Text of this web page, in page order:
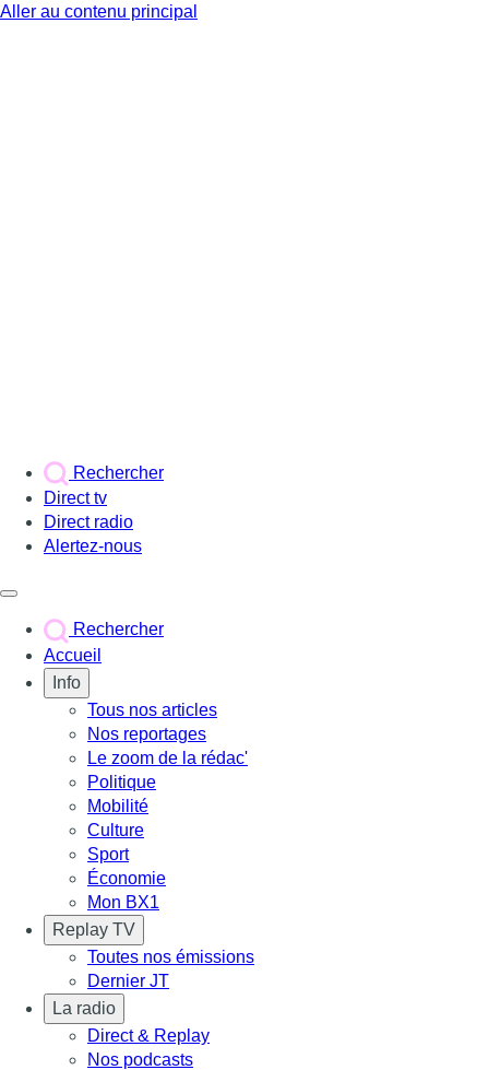
Aller au contenu principal
Rechercher
Direct tv
Direct radio
Alertez-nous
Rechercher
Accueil
Info
Tous nos articles
Nos reportages
Le zoom de la rédac'
Politique
Mobilité
Culture
Sport
Économie
Mon BX1
Replay TV
Toutes nos émissions
Dernier JT
La radio
Direct & Replay
Nos podcasts